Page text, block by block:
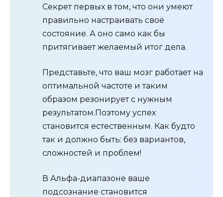
Секрет первых в том, что они умеют
правильно настраивать своё
состояние. А оно само как бы
притягивает желаемый итог дела.
Представьте, что ваш мозг работает на
оптимальной частоте и таким
образом резонирует с нужным
результатом.Поэтому успех
становится естественным. Как будто
так и должно быть: без вариантов,
сложностей и проблем!
В Альфа-диапазоне ваше
подсознание становится